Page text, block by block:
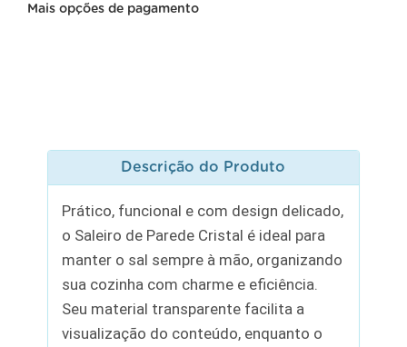
Mais opções de pagamento
Descrição do Produto
Prático, funcional e com design delicado,
o Saleiro de Parede Cristal é ideal para
manter o sal sempre à mão, organizando
sua cozinha com charme e eficiência.
Seu material transparente facilita a
visualização do conteúdo, enquanto o